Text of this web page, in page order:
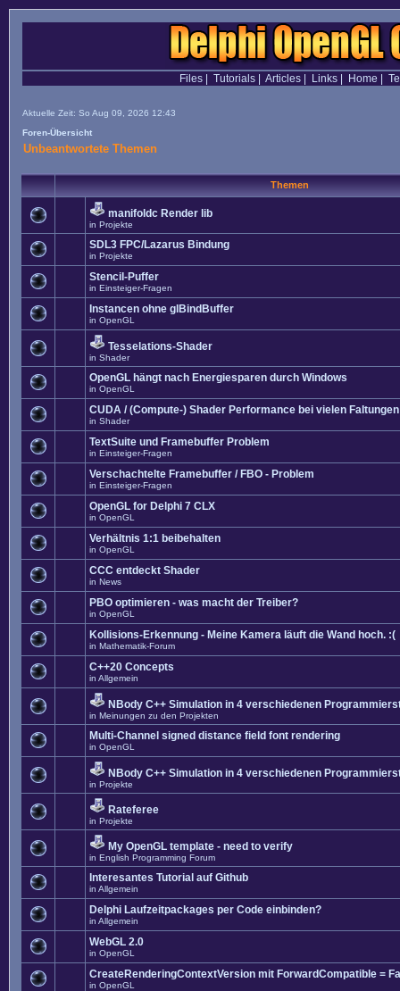
Files| Tutorials| Articles| Links| Home
Aktuelle Zeit: So Aug 09, 2026 12:43
Foren-Übersicht
Unbeantwortete Themen
Themen
manifoldc Render lib
in Projekte
SDL3 FPC/Lazarus Bindung
in Projekte
Stencil-Puffer
in Einsteiger-Fragen
Instancen ohne glBindBuffer
in OpenGL
Tesselations-Shader
in Shader
OpenGL hängt nach Energiesparen durch Windows
in OpenGL
CUDA / (Compute-) Shader Performance bei vielen Faltungen
in Shader
TextSuite und Framebuffer Problem
in Einsteiger-Fragen
Verschachtelte Framebuffer / FBO - Problem
in Einsteiger-Fragen
OpenGL for Delphi 7 CLX
in OpenGL
Verhältnis 1:1 beibehalten
in OpenGL
CCC entdeckt Shader
in News
PBO optimieren - was macht der Treiber?
in OpenGL
Kollisions-Erkennung - Meine Kamera läuft die Wand hoch. :(
in Mathematik-Forum
C++20 Concepts
in Allgemein
NBody C++ Simulation in 4 verschiedenen
in Meinungen zu den Projekten
Multi-Channel signed distance field font rendering
in OpenGL
NBody C++ Simulation in 4 verschiedenen
in Projekte
Rateferee
in Projekte
My OpenGL template - need to verify
in English Programming Forum
Interesantes Tutorial auf Github
in Allgemein
Delphi Laufzeitpackages per Code einbinden?
in Allgemein
WebGL 2.0
in OpenGL
CreateRenderingContextVersion mit ForwardCompatible =
in OpenGL